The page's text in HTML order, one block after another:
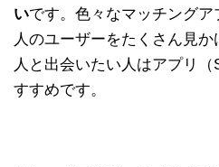
いです。色々なマッチング
人のユーザーをたくさん見
人と出会いたい人はアプリ
すすめです。